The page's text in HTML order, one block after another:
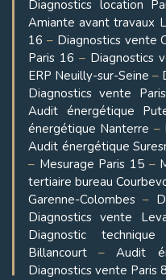
Diagnostics location
Amiante avant travaux
16 – Diagnostics vente
Paris 16 – Diagnostics
ERP Neuilly-sur-Seine –
Diagnostics vente
Audit énergétique
énergétique Nanterre –
Audit énergétique
– Mesurage Paris 15–
tertiaire bureau
Garenne-Colombes –
Diagnostics vente
Diagnostic
Billancourt –Audit
Diagnostics vente Paris 8